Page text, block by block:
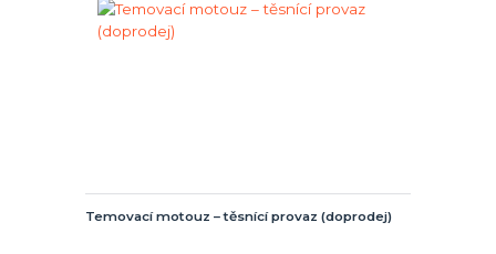
Temovací motouz – těsnící provaz (doprodej)